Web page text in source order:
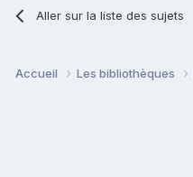
Aller sur la liste des sujets
Accueil Les bibliothèques